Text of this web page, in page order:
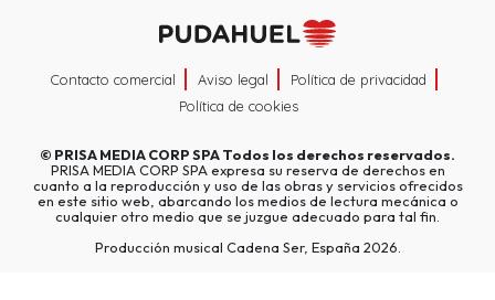
Contacto comercial Aviso legal
Política de privacidad
Política de cookies
© PRISA MEDIA CORP SPATodos los derechos reservados.
PRISA MEDIA CORP SPA expresa su reserva de derechos en
cuanto a la reproducción y uso de las obras y servicios ofrecidos
en este sitio web, abarcando los medios de lectura mecánica o
cualquier otro medio que se juzgue adecuado para tal fin.
Producción musical Cadena Ser, España 2026.